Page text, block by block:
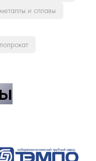
и сплавы